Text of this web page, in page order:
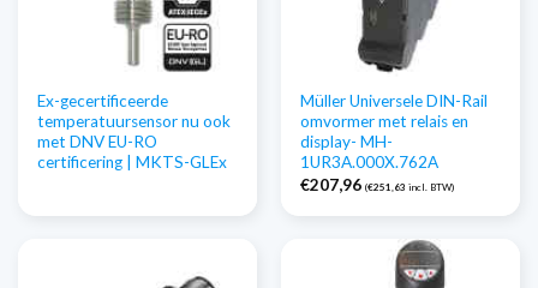
Ex-gecertificeerde
temperatuursensor nu ook
met DNV EU-RO
certificering | MKTS-GLEx
Müller Universele DIN-Rail
omvormer met relais en
display- MH-
1UR3A.000X.762A
€207,96 (€251,63 incl. BTW)